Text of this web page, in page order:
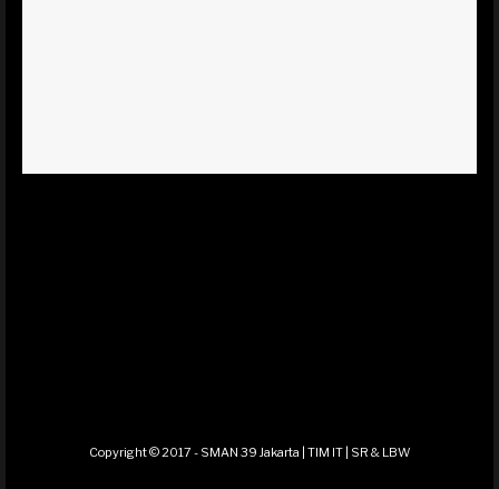
Copyright © 2017 - SMAN 39 Jakarta | TIM IT | SR & LBW